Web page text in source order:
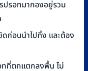
ปรอทมากองอยู่รวม
ก่อนนำไปทิ้ง และต้อง
ทที่ตกแตกลงพื้น ไม่